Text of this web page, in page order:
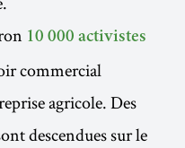
10 000 activistes
commercial
agricole. Des
descendues sur le